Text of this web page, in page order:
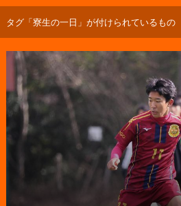
タグ「寮生の一日」が付けられているもの